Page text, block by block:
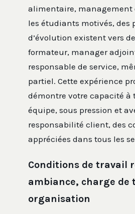
alimentaire, management
les étudiants motivés, des
d’évolution existent vers
formateur, manager
responsable de service,
partiel. Cette expérience
démontre votre capacité à
équipe, sous pression et
responsabilité client, des
appréciées dans tous les
Conditions de travail
ambiance, charge de
organisation